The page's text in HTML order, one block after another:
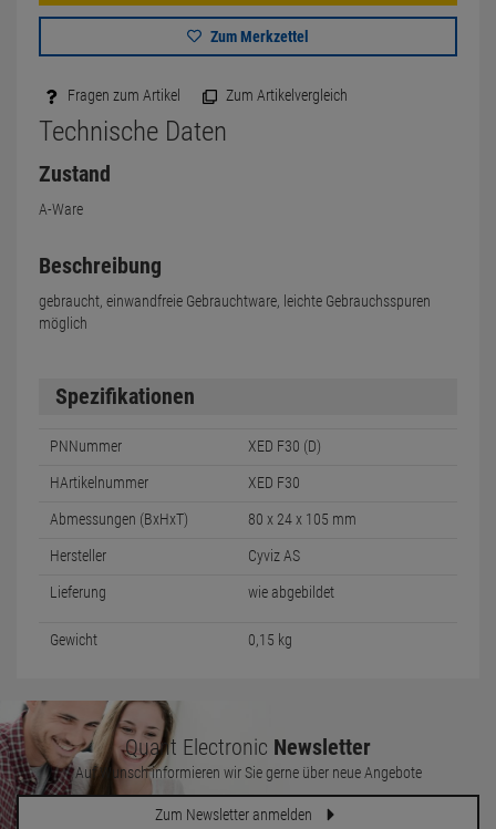
Zum Merkzettel
Fragen zum Artikel Zum Artikelvergleich
Technische Daten
Zustand
A-Ware
Beschreibung
gebraucht, einwandfreie Gebrauchtware, leichte Gebrauchsspuren
möglich
Spezifikationen
PNNummer XED F30 (D)
HArtikelnummer XED F30
Abmessungen (BxHxT) 80 x 24 x 105 mm
Hersteller Cyviz AS
Lieferung wie abgebildet
Gewicht 0,15 kg
Quant Electronic Newsletter
Auf Wunsch informieren wir Sie gerne über neue Angebote
Zum Newsletter anmelden